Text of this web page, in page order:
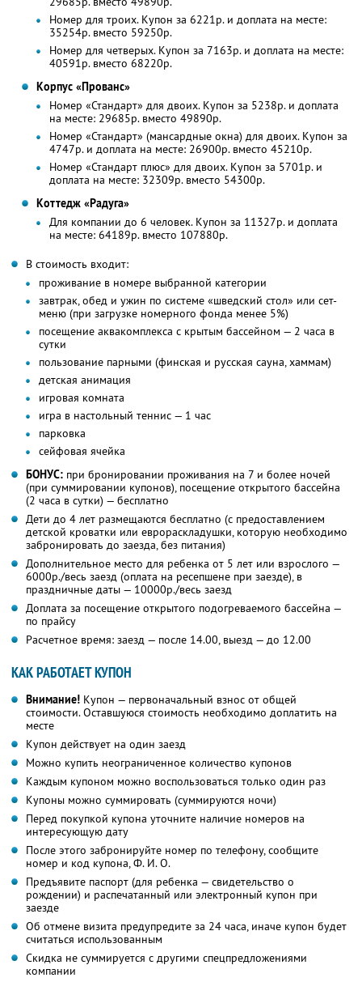
Номер для троих. Купон за 6221р. и доплата на месте:
35254р. вместо 59250р.
Номер для четверых. Купон за 7163р. и доплата на месте:
40591р. вместо 68220р.
Корпус «Прованс»
Номер «Стандарт» для двоих. Купон за 5238р. и доплата
на месте: 29685р. вместо 49890р.
Номер «Стандарт» (мансардные окна) для двоих. Купон за
4747р. и доплата на месте: 26900р. вместо 45210р.
Номер «Стандарт плюс» для двоих. Купон за 5701р. и
доплата на месте: 32309р. вместо 54300р.
Коттедж «Радуга»
Для компании до 6 человек. Купон за 11327р. и доплата
на месте: 64189р. вместо 107880р.
В стоимость входит:
проживание в номере выбранной категории
завтрак, обед и ужин по системе «шведский стол» или сет-
меню (при загрузке номерного фонда менее 5%)
посещение аквакомплекса с крытым бассейном — 2 часа в
сутки
пользование парными (финская и русская сауна, хаммам)
детская анимация
игровая комната
игра в настольный теннис — 1 час
парковка
сейфовая ячейка
БОНУС: при бронировании проживания на 7 и более ночей
(при суммировании купонов), посещение открытого бассейна
(2 часа в сутки) — бесплатно
Дети до 4 лет размещаются бесплатно (с предоставлением
детской кроватки или еврораскладушки, которую необходимо
забронировать до заезда, без питания)
Дополнительное место для ребенка от 5 лет или взрослого —
6000р./весь заезд (оплата на ресепшене при заезде), в
праздничные даты — 10000р./весь заезд
Доплата за посещение открытого подогреваемого бассейна —
по прайсу
Расчетное время: заезд — после 14.00, выезд — до 12.00
КАК РАБОТАЕТ КУПОН
Внимание! Купон — первоначальный взнос от общей
стоимости. Оставшуюся стоимость необходимо доплатить на
месте
Купон действует на один заезд
Можно купить неограниченное количество купонов
Каждым купоном можно воспользоваться только один раз
Купоны можно суммировать (суммируются ночи)
Перед покупкой купона уточните наличие номеров на
интересующую дату
После этого забронируйте номер по телефону, сообщите
номер и код купона, Ф. И. О.
Предъявите паспорт (для ребенка — свидетельство о
рождении) и распечатанный или электронный купон при
заезде
Об отмене визита предупредите за 24 часа, иначе купон будет
считаться использованным
Скидка не суммируется с другими спецпредложениями
компании